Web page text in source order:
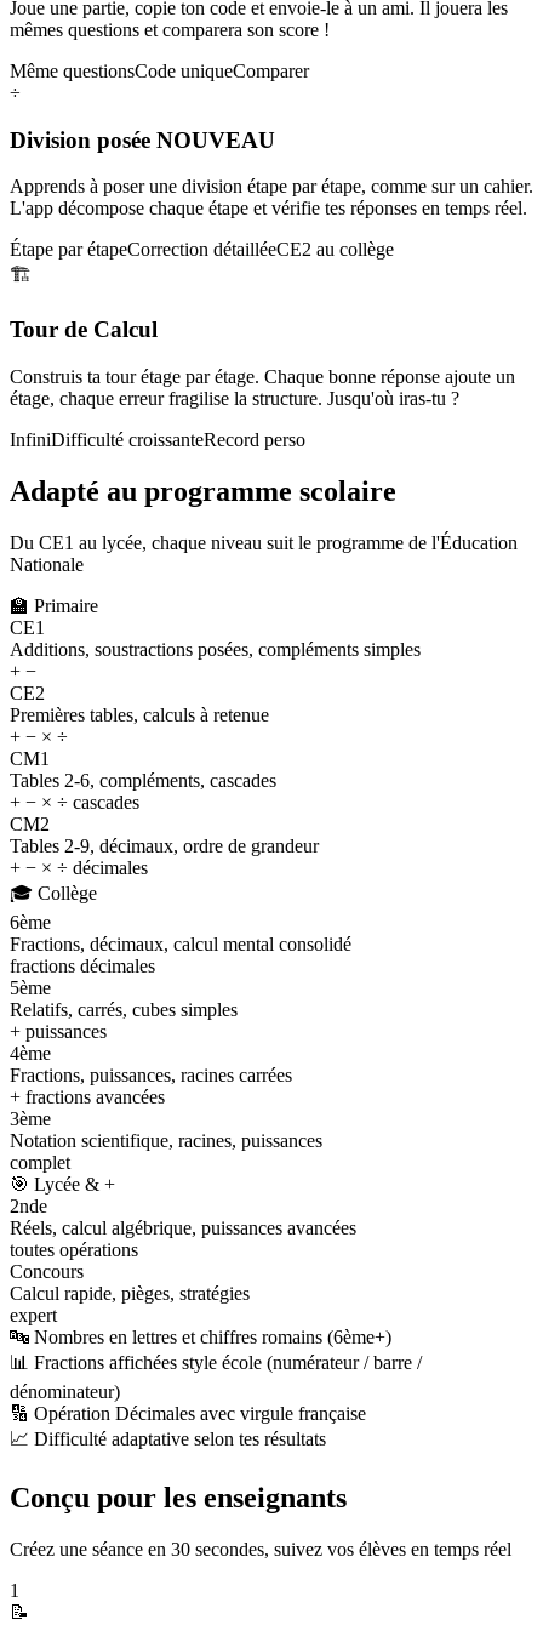
Joue une partie, copie ton code et envoie-le à un ami. Il jouera les
mêmes questions et comparera son score !
Même questionsCode uniqueComparer
÷
Division posée NOUVEAU
Apprends à poser une division étape par étape, comme sur un cahier.
L'app décompose chaque étape et vérifie tes réponses en temps réel.
Étape par étapeCorrection détailléeCE2 au collège
🏗️
Tour de Calcul
Construis ta tour étage par étage. Chaque bonne réponse ajoute un
étage, chaque erreur fragilise la structure. Jusqu'où iras-tu ?
InfiniDifficulté croissanteRecord perso
Adapté au programme scolaire
Du CE1 au lycée, chaque niveau suit le programme de l'Éducation
Nationale
🏫 Primaire
CE1
Additions, soustractions posées, compléments simples
+ −
CE2
Premières tables, calculs à retenue
+ − × ÷
CM1
Tables 2-6, compléments, cascades
+ − × ÷ cascades
CM2
Tables 2-9, décimaux, ordre de grandeur
+ − × ÷ décimales
🎓 Collège
6ème
Fractions, décimaux, calcul mental consolidé
fractions décimales
5ème
Relatifs, carrés, cubes simples
+ puissances
4ème
Fractions, puissances, racines carrées
+ fractions avancées
3ème
Notation scientifique, racines, puissances
complet
🎯 Lycée & +
2nde
Réels, calcul algébrique, puissances avancées
toutes opérations
Concours
Calcul rapide, pièges, stratégies
expert
🔤 Nombres en lettres et chiffres romains (6ème+)
📊 Fractions affichées style école (numérateur / barre /
dénominateur)
🔢 Opération Décimales avec virgule française
📈 Difficulté adaptative selon tes résultats
Conçu pour les enseignants
Créez une séance en 30 secondes, suivez vos élèves en temps réel
1
📝